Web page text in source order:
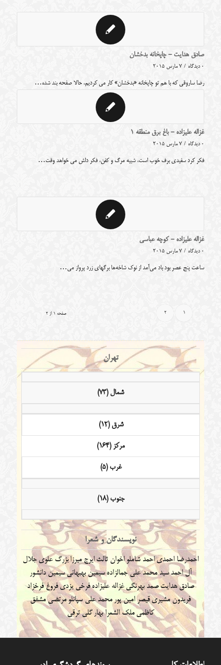
صادق هدایت - چاپخانه بدخشان
0 دیدگاه / 7 مارس 2015
رضا ساروقی که با هم تو چاپخانه «بدخشان» کار می کردیم، حالا صفحه بند شده…
غزاله علیزاده - باغ برق منطقه ۱
0 دیدگاه / 7 مارس 2015
فکر کرد سفیدی برف خوب است، شبیه مرگ و کفن، فکر دلش می خواهد وقت…
غزاله علیزاده - کوچه عباسی
0 دیدگاه / 7 مارس 2015
ساعت پنج عصر بود باد می‌آمد از نوک شاخه‌ها برگهای زرد پرواز می…
صفحه 1 از 2 1
2
تهران
شمال (73)
شرق (12)
مرکز (164)
غرب (5)
جنوب (18)
نویسندگان و شعرا
احمدرضا احمدیاحمد شاملو اخوان ثالثایرج میرزابزرگ علوی جلال
آل احمدسید محمد علی جمالزادهسیمین بهبهانیسیمین دانشور
صادق هدایتصمد بهرنگی غزاله علیزادهفرخی یزدی فروغ فرخزاد
فریدون مشیری قیصر امین پورمحمد علی سپانلومرتضی مشفق
کاظمی ملک الشعرا بهار گلی ترقی